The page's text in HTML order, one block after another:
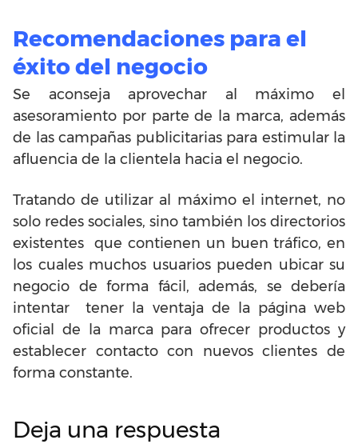
Recomendaciones para el
éxito del negocio
Se aconseja aprovechar al máximo el
asesoramiento por parte de la marca, además
de las campañas publicitarias para estimular la
afluencia de la clientela hacia el negocio.
Tratando de utilizar al máximo el internet, no
solo redes sociales, sino también los directorios
existentes que contienen un buen tráfico, en
los cuales muchos usuarios pueden ubicar su
negocio de forma fácil, además, se debería
intentar tener la ventaja de la página web
oficial de la marca para ofrecer productos y
establecer contacto con nuevos clientes de
forma constante.
Deja una respuesta